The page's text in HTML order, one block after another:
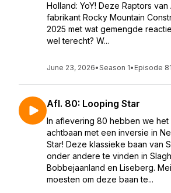
Holland: YoY! Deze Raptors van
fabrikant Rocky Mountain
2025 met wat gemengde
wel terecht? W...
June 23, 2026•Season 1• Episode 81
Afl. 80: Looping Star
In aflevering 80 hebben we
achtbaan met een inversie in
Star! Deze klassieke baan van
onder andere te vinden in
Bobbejaanland en Liseberg.
moesten om deze baan te...